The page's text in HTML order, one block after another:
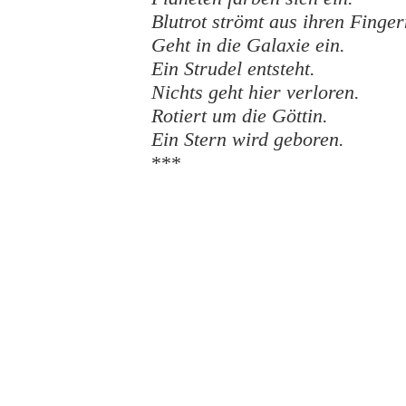
Blutrot strömt aus ihren
Geht in die Galaxie ein.
Ein Strudel entsteht.
Nichts geht hier verloren.
Rotiert um die Göttin.
Ein Stern wird geboren.
***